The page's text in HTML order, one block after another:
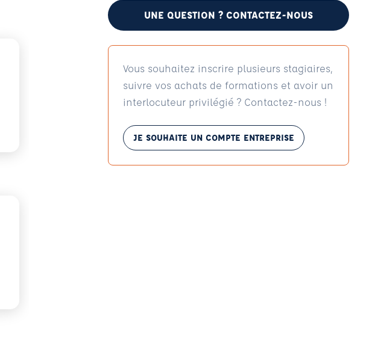
UNE QUESTION ? CONTACTEZ-NOUS
Vous souhaitez inscrire plusieurs stagiaires,
suivre vos achats de formations et avoir un
interlocuteur privilégié ? Contactez-nous !
JE SOUHAITE UN COMPTE ENTREPRISE